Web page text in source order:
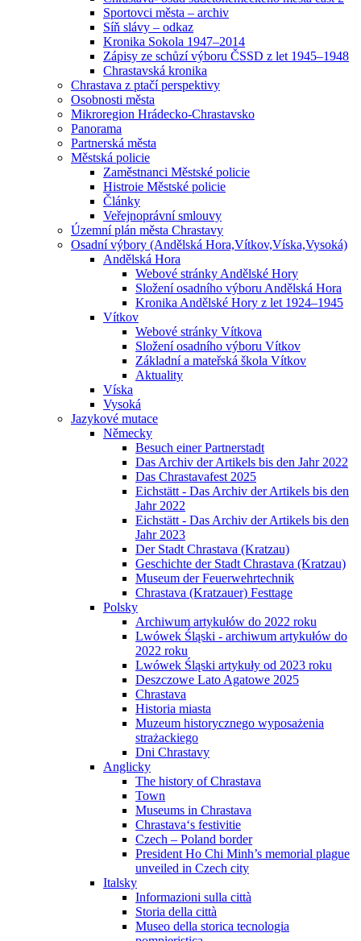
Sportovci města – archiv
Síň slávy – odkaz
Kronika Sokola 1947–2014
Zápisy ze schůzí výboru ČSSD z let 1945–1948
Chrastavská kronika
Chrastava z ptačí perspektivy
Osobnosti města
Mikroregion Hrádecko-Chrastavsko
Panorama
Partnerská města
Městská policie
Zaměstnanci Městské policie
Histroie Městské policie
Články
Veřejnoprávní smlouvy
Územní plán města Chrastavy
Osadní výbory (Andělská Hora,Vítkov,Víska,Vysoká)
Andělská Hora
Webové stránky Andělské Hory
Složení osadního výboru Andělská Hora
Kronika Andělské Hory z let 1924–1945
Vítkov
Webové stránky Vítkova
Složení osadního výboru Vítkov
Základní a mateřská škola Vítkov
Aktuality
Víska
Vysoká
Jazykové mutace
Německy
Besuch einer Partnerstadt
Das Archiv der Artikels bis den Jahr 2022
Das Chrastavafest 2025
Eichstätt - Das Archiv der Artikels bis den
Jahr 2022
Eichstätt - Das Archiv der Artikels bis den
Jahr 2023
Der Stadt Chrastava (Kratzau)
Geschichte der Stadt Chrastava (Kratzau)
Museum der Feuerwehrtechnik
Chrastava (Kratzauer) Festtage
Polsky
Archiwum artykułów do 2022 roku
Lwówek Śląski - archiwum artykułów do
2022 roku
Lwówek Śląski artykuły od 2023 roku
Deszczowe Lato Agatowe 2025
Chrastava
Historia miasta
Muzeum historycznego wyposażenia
strażackiego
Dni Chrastavy
Anglicky
The history of Chrastava
Town
Museums in Chrastava
Chrastava‘s festivitie
Czech – Poland border
President Ho Chi Minh’s memorial plague
unveiled in Czech city
Italsky
Informazioni sulla città
Storia della città
Museo della storica tecnologia